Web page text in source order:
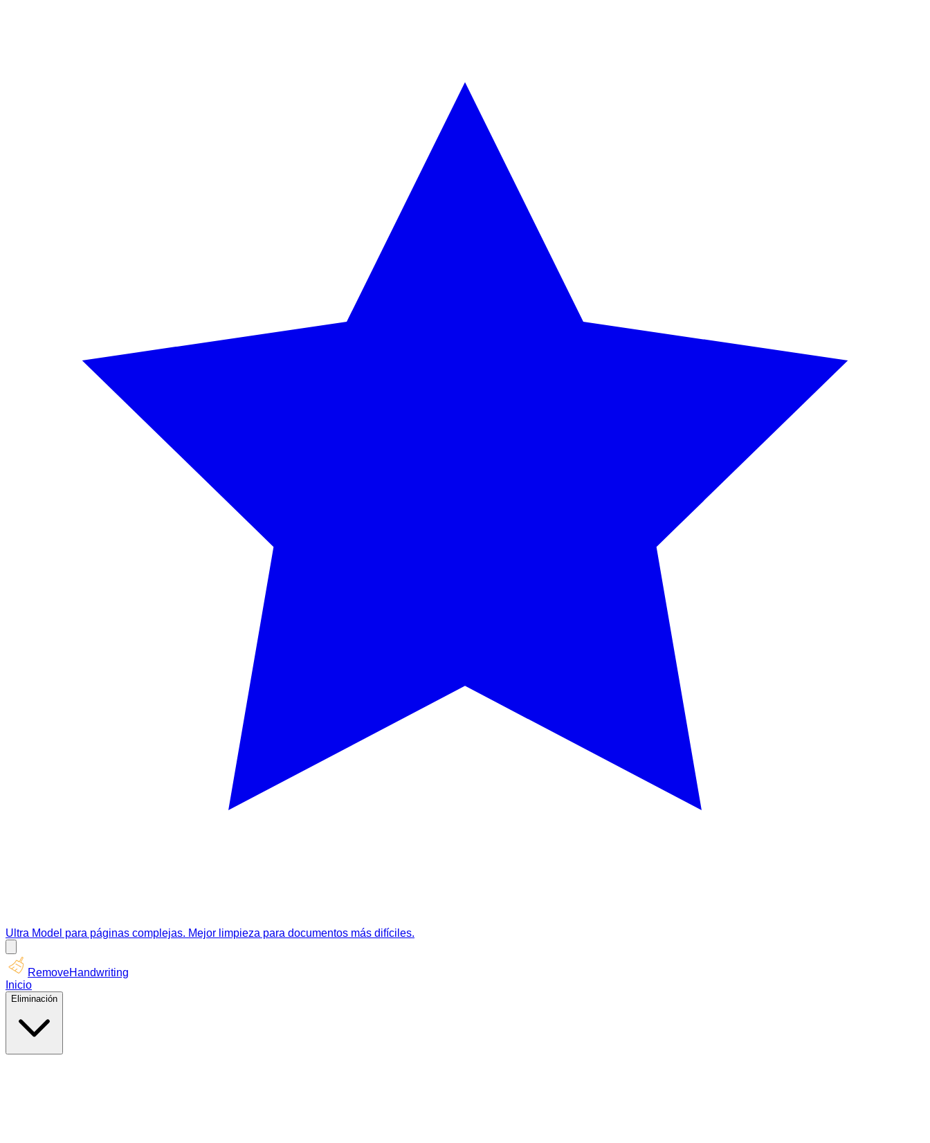
Ultra Model para páginas complejas. Mejor limpieza para documentos más difíciles.
RemoveHandwriting
Inicio
Eliminación